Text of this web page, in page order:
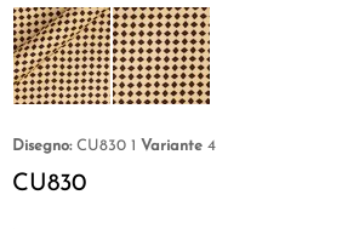
Disegno: CU830 1 Variante 4
CU830